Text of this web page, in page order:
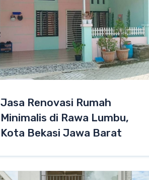
Jasa Renovasi Rumah
Minimalis di Rawa Lumbu,
Kota Bekasi Jawa Barat